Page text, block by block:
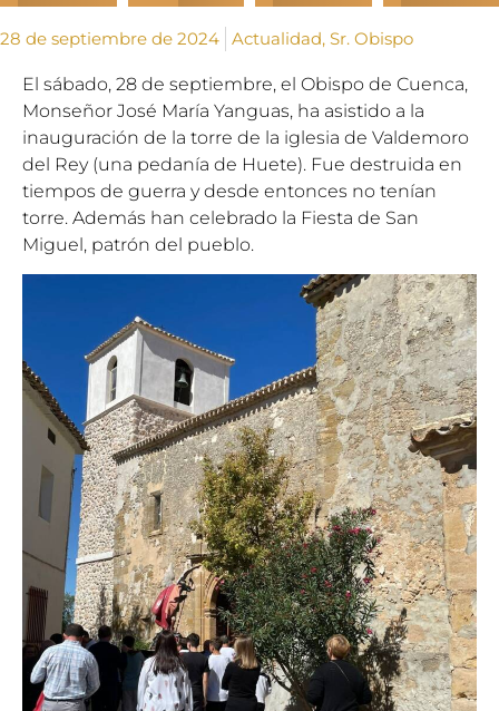
28 de septiembre de 2024 Actualidad, Sr. Obispo
El sábado, 28 de septiembre, el Obispo de Cuenca,
Monseñor José María Yanguas, ha asistido a la
inauguración de la torre de la iglesia de Valdemoro
del Rey (una pedanía de Huete). Fue destruida en
tiempos de guerra y desde entonces no tenían
torre. Además han celebrado la Fiesta de San
Miguel, patrón del pueblo.